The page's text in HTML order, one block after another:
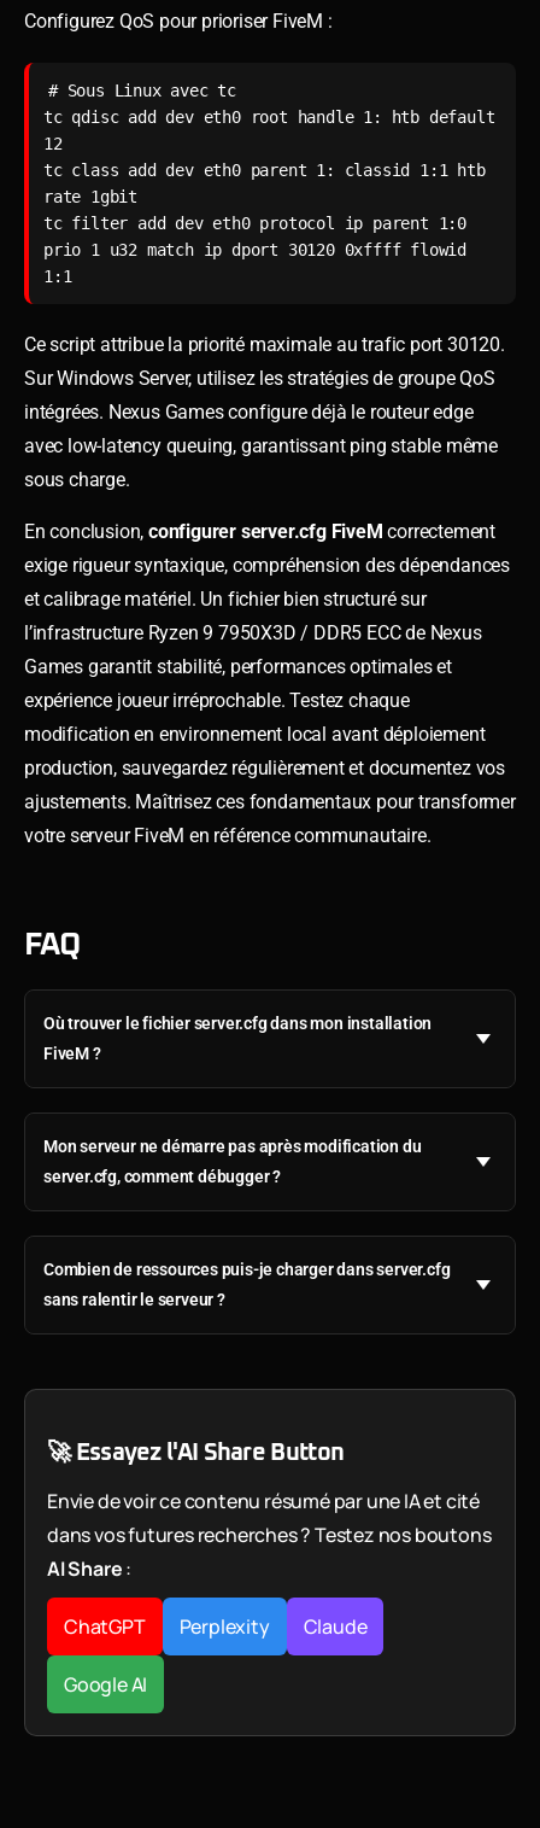
Configurez QoS pour prioriser FiveM :
# Sous Linux avec tc
tc qdisc add dev eth0 root handle 1: htb default
12
tc class add dev eth0 parent 1: classid 1:1 htb
rate 1gbit
tc filter add dev eth0 protocol ip parent 1:0
prio 1 u32 match ip dport 30120 0xffff flowid
1:1
Ce script attribue la priorité maximale au trafic port 30120.
Sur Windows Server, utilisez les stratégies de groupe QoS
intégrées. Nexus Games configure déjà le routeur edge
avec low-latency queuing, garantissant ping stable même
sous charge.
En conclusion, configurer server.cfg FiveM correctement
exige rigueur syntaxique, compréhension des dépendances
et calibrage matériel. Un fichier bien structuré sur
l’infrastructure Ryzen 9 7950X3D / DDR5 ECC de Nexus
Games garantit stabilité, performances optimales et
expérience joueur irréprochable. Testez chaque
modification en environnement local avant déploiement
production, sauvegardez régulièrement et documentez vos
ajustements. Maîtrisez ces fondamentaux pour transformer
votre serveur FiveM en référence communautaire.
FAQ
Où trouver le fichier server.cfg dans mon installation
FiveM ?
Mon serveur ne démarre pas après modification du
server.cfg, comment débugger ?
Combien de ressources puis-je charger dans server.cfg
sans ralentir le serveur ?
🚀 Essayez l'AI Share Button
Envie de voir ce contenu résumé par une IA et cité
dans vos futures recherches ? Testez nos boutons
AI Share:
ChatGPT Perplexity Claude
Google AI